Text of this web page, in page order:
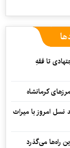
تا فقهِ
امروز با میراث
راه‌ها می‌گذرد